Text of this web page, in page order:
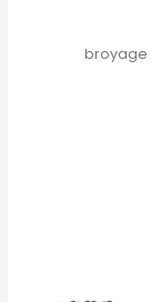
broyage